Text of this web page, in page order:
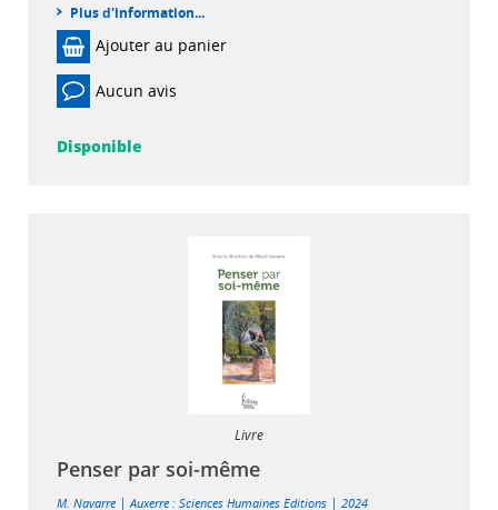
Plus d'information...
Ajouter au panier
Aucun avis
Disponible
Livre
Penser par soi-même
M. Navarre |Auxerre : Sciences Humaines Editions | 2024